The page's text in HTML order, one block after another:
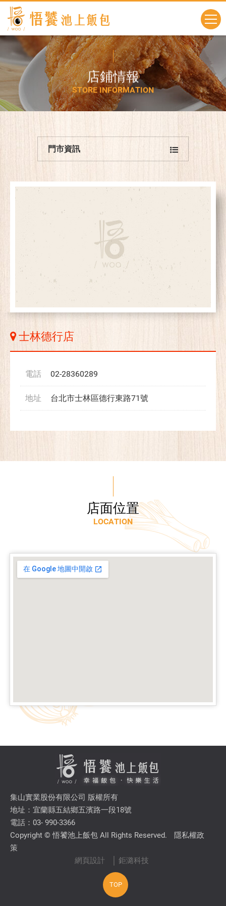
店鋪情報
STORE INFORMATION
門市資訊
士林德行店
電話 02-28360289
地址 台北市士林區德行東路71號
店面位置
LOCATION
集山實業股份有限公司 版權所有
地址：宜蘭縣五結鄉五濱路一段18號
電話：03- 990-3366
Copyright © 悟饕池上飯包 All Rights Reserved.
隱私權政
策
網頁設計
│ 鉅潞科技
TOP